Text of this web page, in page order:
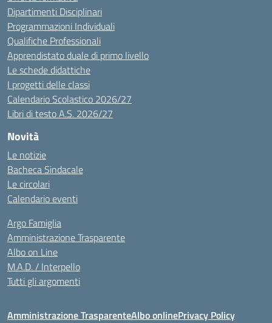
Dipartimenti Disciplinari
Programmazioni Individuali
Qualifiche Professionali
Apprendistato duale di primo livello
Le schede didattiche
I progetti delle classi
Calendario Scolastico 2026/27
Libri di testo A.S. 2026/27
Novità
Le notizie
Bacheca Sindacale
Le circolari
Calendario eventi
Argo Famiglia
Amministrazione Trasparente
Albo on Line
M.A.D. / Interpello
Tutti gli argomenti
Amministrazione TrasparenteAlbo onlinePrivacy Policy